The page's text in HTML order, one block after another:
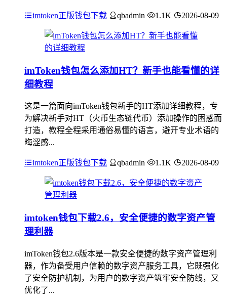
imtoken正版钱包下载 qbadmin 1.1K 2026-08-09
imToken钱包怎么添加HT？新手也能看懂的详
细教程
这是一篇面向imToken钱包新手的HT添加详细教程，专
为解决新手对HT（火币生态链代币）添加操作的困惑而
打造，教程全程采用通俗易懂的语言，避开专业术语的
晦涩感...
imtoken正版钱包下载 qbadmin 1.1K 2026-08-09
imtoken钱包下载2.6，安全便捷的数字资产管
理利器
imToken钱包2.6版本是一款安全便捷的数字资产管理利
器，作为备受用户信赖的数字资产服务工具，它既强化
了安全防护机制，为用户的数字资产筑牢安全防线，又
优化了...